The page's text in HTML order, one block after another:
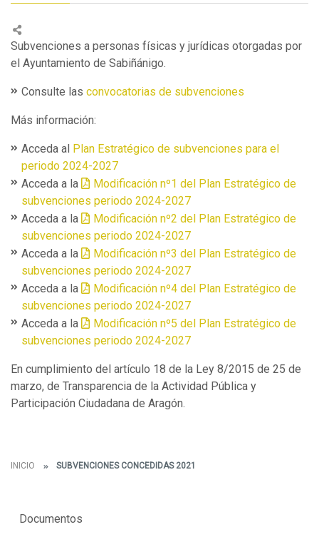
Subvenciones a personas físicas y jurídicas otorgadas por
el Ayuntamiento de Sabiñánigo.
Consulte las convocatorias de subvenciones
Más información:
Acceda al Plan Estratégico de subvenciones para el
periodo 2024-2027
Acceda a la
Modificación nº1 del Plan Estratégico de
subvenciones periodo 2024-2027
Acceda a la
Modificación nº2 del Plan Estratégico de
subvenciones periodo 2024-2027
Acceda a la
Modificación nº3 del Plan Estratégico de
subvenciones periodo 2024-2027
Acceda a la
Modificación nº4 del Plan Estratégico de
subvenciones periodo 2024-2027
Acceda a la
Modificación nº5 del Plan Estratégico de
subvenciones periodo 2024-2027
En cumplimiento del artículo 18 de la Ley 8/2015 de 25 de
marzo, de Transparencia de la Actividad Pública y
Participación Ciudadana de Aragón.
INICIO SUBVENCIONES CONCEDIDAS 2021
Documentos